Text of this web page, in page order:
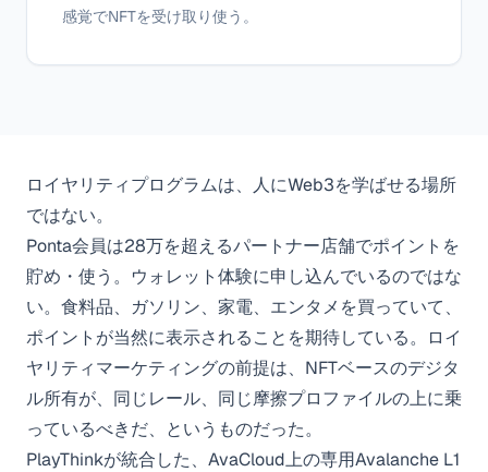
感覚でNFTを受け取り使う。
ロイヤリティプログラムは、人にWeb3を学ばせる場所
ではない。
Ponta会員は28万を超えるパートナー店舗でポイントを
貯め・使う。ウォレット体験に申し込んでいるのではな
い。食料品、ガソリン、家電、エンタメを買っていて、
ポイントが当然に表示されることを期待している。ロイ
ヤリティマーケティングの前提は、NFTベースのデジタ
ル所有が、同じレール、同じ摩擦プロファイルの上に乗
っているべきだ、というものだった。
PlayThinkが統合した、AvaCloud上の専用Avalanche L1